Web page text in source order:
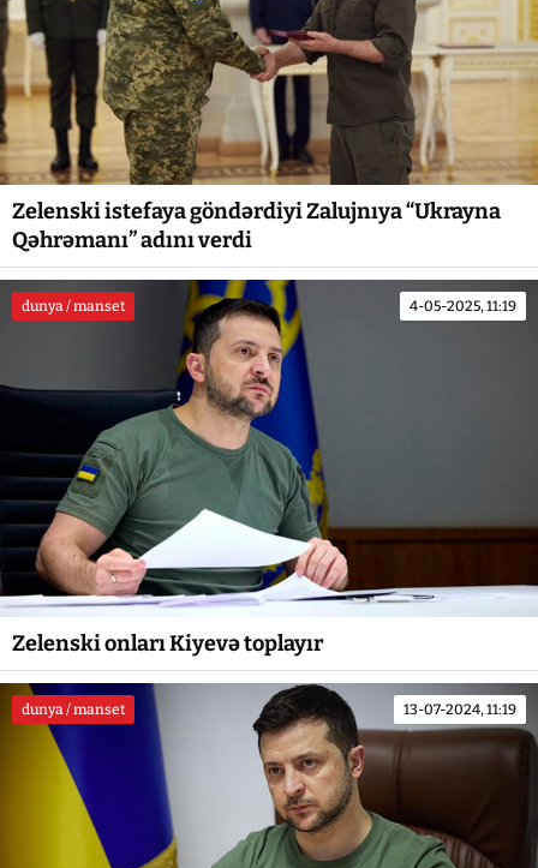
Zelenski istefaya göndərdiyi Zalujnıya “Ukrayna
Qəhrəmanı” adını verdi
dunya / manset 4-05-2025, 11:19
Zelenski onları Kiyevə toplayır
dunya / manset 13-07-2024, 11:19